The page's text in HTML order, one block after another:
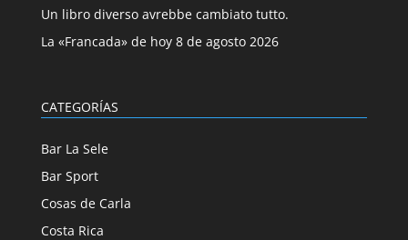
Un libro diverso avrebbe cambiato tutto.
La «Francada» de hoy 8 de agosto 2026
CATEGORÍAS
Bar La Sele
Bar Sport
Cosas de Carla
Costa Rica